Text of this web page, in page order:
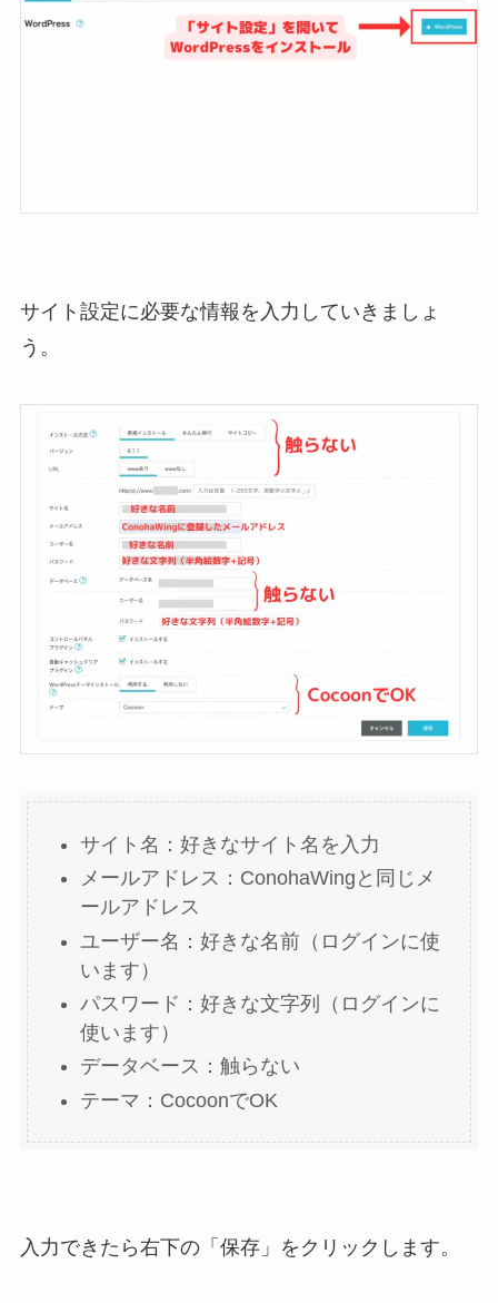
サイト設定に必要な情報を入力していきましょ
う。
サイト名：好きなサイト名を入力
メールアドレス：ConohaWingと同じメ
ールアドレス
ユーザー名：好きな名前（ログインに使
います）
パスワード：好きな文字列（ログインに
使います）
データベース：触らない
テーマ：CocoonでOK
入力できたら右下の「保存」をクリックします。